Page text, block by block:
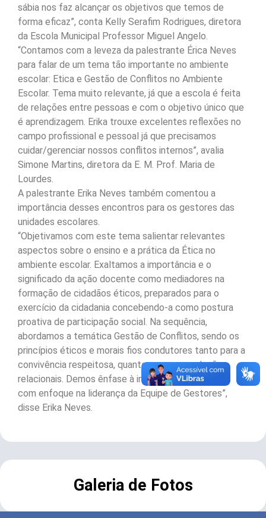
sábia nos faz alcançar os objetivos que temos de
forma eficaz”, conta Kelly Serafim Rodrigues, diretora
da Escola Municipal Professor Miguel Angelo.
“Contamos com a leveza da palestrante Érica Neves
para falar de um tema tão importante no ambiente
escolar: Etica e Gestão de Conflitos no Ambiente
Escolar. Tema muito relevante, já que a escola é feita
de relações entre pessoas e com o objetivo único que
é aprendizagem. Erika trouxe excelentes reflexões no
campo profissional e pessoal já que precisamos
cuidar/gerenciar nossos conflitos internos”, avalia
Simone Martins, diretora da E. M. Prof. Maria de
Lourdes.
A palestrante Erika Neves também comentou a
importância desses encontros para os gestores das
unidades escolares.
“Objetivamos com este tema salientar relevantes
aspectos sobre o ensino e a prática da Ética no
ambiente escolar. Exaltamos a importância e o
significado da ação docente como mediadores na
formação de cidadãos éticos, preparados para o
exercício da cidadania concebendo-a como postura
proativa de participação social. Na sequência,
abordamos a temática Gestão de Conflitos, sendo os
princípios éticos e morais fios condutores tanto para a
convivência respeitosa, quanto para as resoluções
relacionais. Demos ênfase à inteligência emocional
com enfoque na liderança da Equipe de Gestores”,
disse Erika Neves.
Galeria de Fotos